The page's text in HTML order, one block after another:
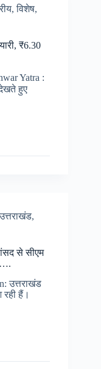
,विशेष,
₹6.30
Yatra :
हुए
उत्तराखंड,
से सीएम
उत्तराखंड
हैं।